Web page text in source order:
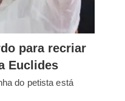
para recriar
Euclides
do petista está